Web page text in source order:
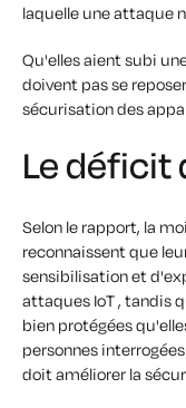
laquelle une attaque
Qu'elles aient subi
doivent pas se
sécurisation des
Le déficit
Selon le rapport, la
reconnaissent que
sensibilisation et
attaques IoT , tandis
bien protégées
personnes
doit améliorer la